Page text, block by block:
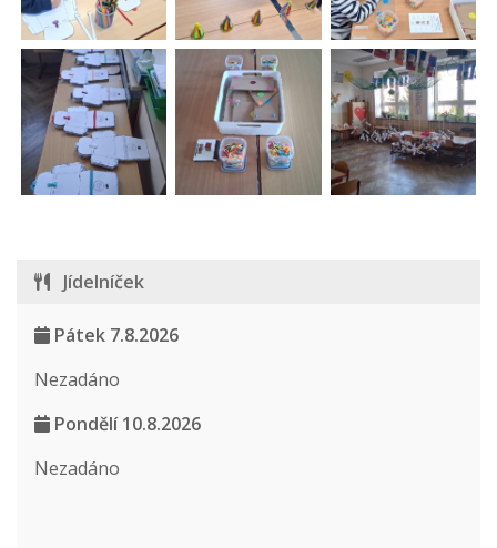
Jídelníček
Pátek 7.8.2026
Nezadáno
Pondělí 10.8.2026
Nezadáno